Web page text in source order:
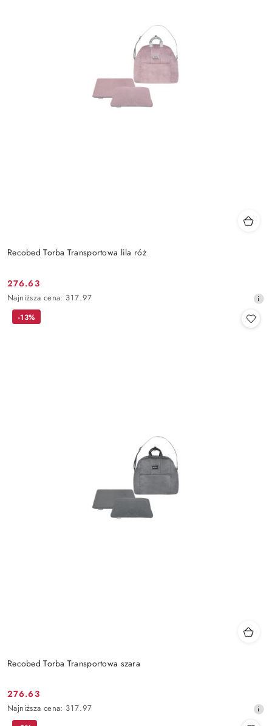
Recobed Torba Transportowa lila róż
Cena
promocyjna:
276.63
Najniższa
cena
Najniższa cena: 317.97
Recobed Torba Transportowa szara
Cena
promocyjna:
276.63
Najniższa
cena
Najniższa cena: 317.97
-13%